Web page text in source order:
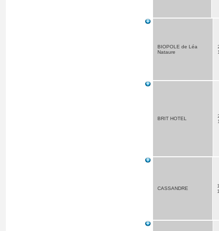
BIOPOLE de Léa
Nataure
BRIT HOTEL
CASSANDRE